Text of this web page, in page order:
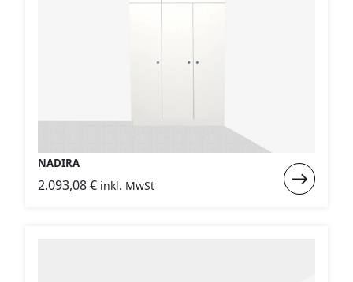
NADIRA
2.093,08€ inkl. MwSt
: